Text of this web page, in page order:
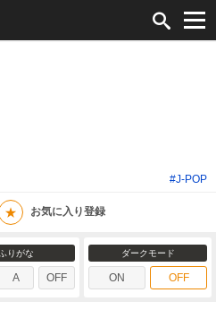
#J-POP
★ お気に入り登録
ふりがな
A OFF
ダークモード
ON OFF